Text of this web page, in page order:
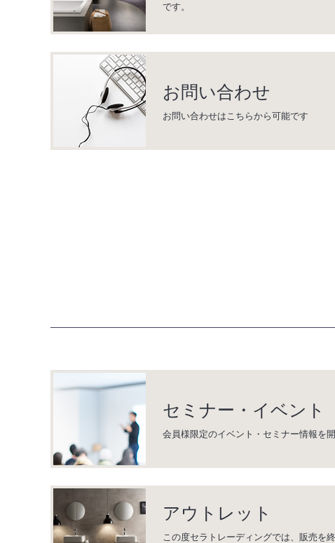
です。
お問い合わせ
お問い合わせはこちらから可能です
セミナー・イベント
会員様限定のイベント・セミナー情報を
アウトレット
この度セラトレーディングでは、販売を